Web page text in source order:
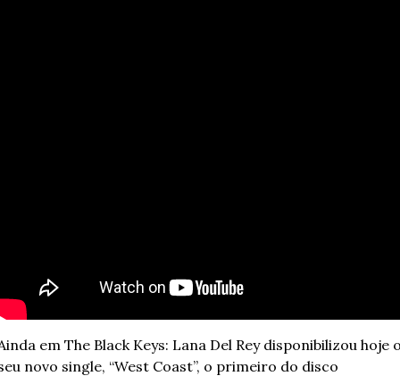
em The Black Keys: Lana Del Rey disponibilizou hoje
novo single, “West Coast”, o primeiro do disco